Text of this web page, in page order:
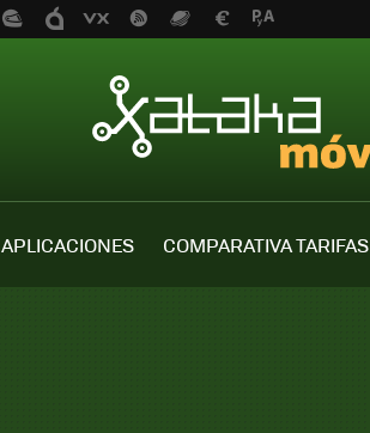
APLICACIONES COMPARATIVA TARIFAS